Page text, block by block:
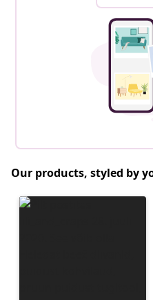
Our products, styled by